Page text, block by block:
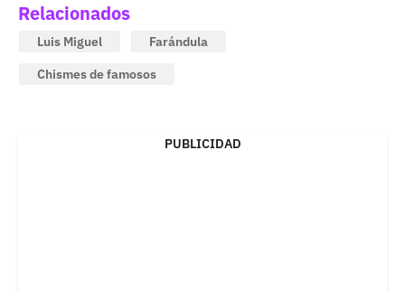
Relacionados
Luis Miguel
Farándula
Chismes de famosos
PUBLICIDAD